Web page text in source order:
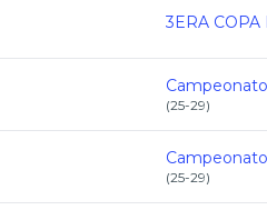
(25-29)
(25-29)